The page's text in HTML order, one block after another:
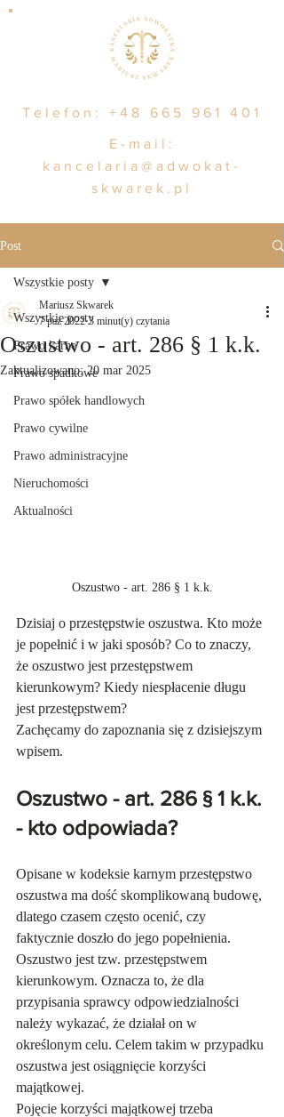
Telefon: +48 665 961 401
E-mail:
kancelaria@adwokat-
skwarek.pl
Post
Wszystkie posty
Prawo karne
Prawo spadkowe
Prawo spółek handlowych
Prawo cywilne
Prawo administracyjne
Nieruchomości
Aktualności
Wszystkie posty
Oszustwo - art. 286 § 1 k.k.
Mariusz Skwarek
7 paź 2022 3 minut(y) czytania
Zaktualizowano:20 mar 2025
Oszustwo - art. 286 § 1 k.k.
Dzisiaj o przestępstwie oszustwa. Kto może
je popełnić i w jaki sposób? Co to znaczy,
że oszustwo jest przestępstwem
kierunkowym? Kiedy niespłacenie długu
jest przestępstwem?
Zachęcamy do zapoznania się z dzisiejszym
wpisem.
Oszustwo - art. 286 § 1 k.k.
- kto odpowiada?
Opisane w kodeksie karnym przestępstwo
oszustwa ma dość skomplikowaną budowę,
dlatego czasem często ocenić, czy
faktycznie doszło do jego popełnienia.
Oszustwo jest tzw. przestępstwem
kierunkowym. Oznacza to, że dla
przypisania sprawcy odpowiedzialności
należy wykazać, że działał on w
określonym celu. Celem takim w przypadku
oszustwa jest osiągnięcie korzyści
majątkowej.
Pojęcie korzyści majątkowej trzeba